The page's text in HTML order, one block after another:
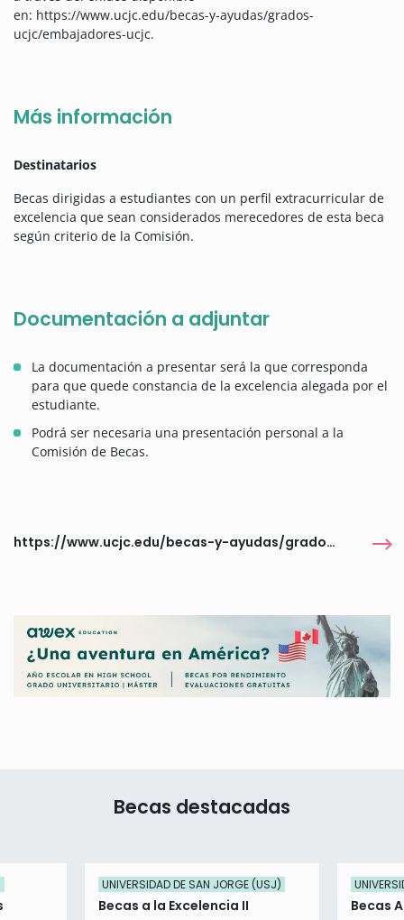
en: https://www.ucjc.edu/becas-y-ayudas/grados-
ucjc/embajadores-ucjc.
Más información
Destinatarios
Becas dirigidas a estudiantes con un perfil extracurricular de
excelencia que sean considerados merecedores de esta beca
según criterio de la Comisión.
Documentación a adjuntar
La documentación a presentar será la que corresponda
para que quede constancia de la excelencia alegada por el
estudiante.
Podrá ser necesaria una presentación personal a la
Comisión de Becas.
https://www.ucjc.edu/becas-y-ayudas/grados-ucjc/embajadores-ucjc/
Becas destacadas
UNIVERSIDAD DE SAN JORGE (USJ)
Becas a la Excelencia II Becas